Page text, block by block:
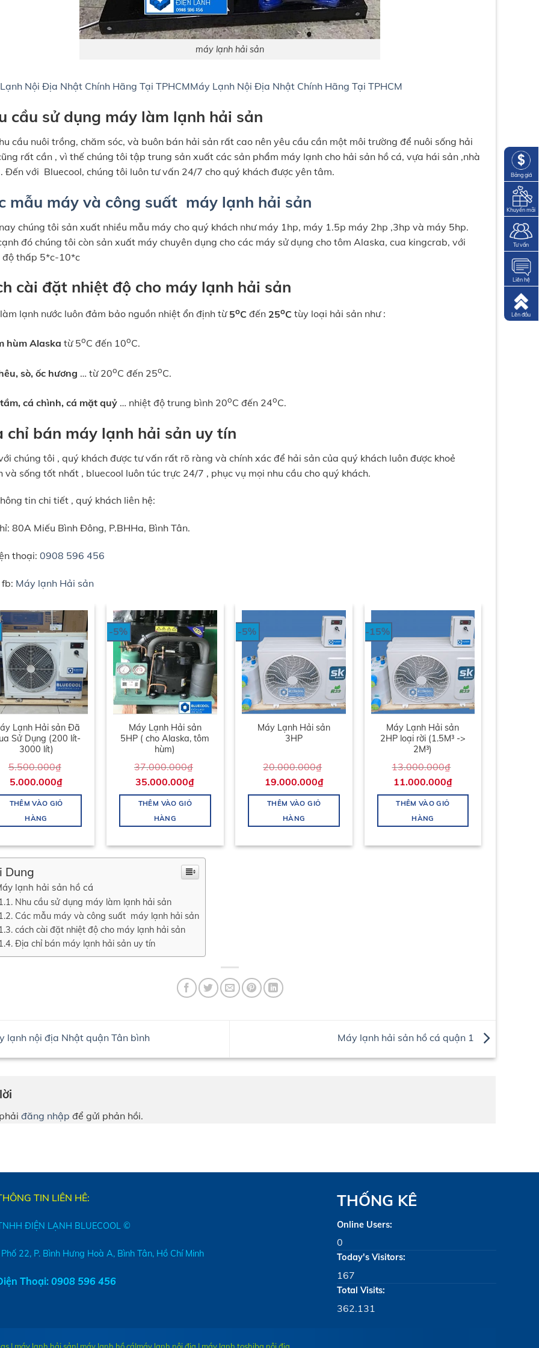
máy lạnh hải sản
Nội Địa Nhật Chính Hãng Tại TPHCMMáy Lạnh Nội Địa Nhật Chính Hãng Tại TPHCM
cầu sử dụng máy làm lạnh hải sản
cầu nuôi trồng, chăm sóc, và buôn bán hải sản rất cao nên yêu cầu cần một môi trường để nuôi sống hải
rất cần , vì thế chúng tôi tập trung sản xuất các sản phẩm máy lạnh cho hải sản hồ cá, vựa hái sản ,nhà
Đến với Bluecool, chúng tôi luôn tư vấn 24/7 cho quý khách được yên tâm.
mẫu máy và công suất máy lạnh hải sản
chúng tôi sản xuất nhiều mẫu máy cho quý khách như máy 1hp, máy 1.5p máy 2hp ,3hp và máy 5hp.
đó chúng tôi còn sản xuất máy chuyên dụng cho các máy sử dụng cho tôm Alaska, cua kingcrab, với
độ thấp 5*c-10*c
cài đặt nhiệt độ cho máy lạnh hải sản
lạnh nước luôn đảm bảo nguồn nhiệt ổn định từ 5oC đến 25oC tùy loại hải sản như :
hùm Alaska từ 5oC đến 10oC.
sò, ốc hương … từ 20oC đến 25oC.
cá chình, cá mặt quỷ … nhiệt độ trung bình 20oC đến 24oC.
chỉ bán máy lạnh hải sản uy tín
chúng tôi , quý khách được tư vấn rất rõ ràng và chính xác để hải sản của quý khách luôn được khoẻ
và sống tốt nhất , bluecool luôn túc trực 24/7 , phục vụ mọi nhu cầu cho quý khách.
tin chi tiết , quý khách liên hệ:
80A Miếu Bình Đông, P.BHHa, Bình Tân.
thoại: 0908 596 456
Máy lạnh Hải sản
Lạnh Hải sản Đã
Sử Dụng (200 lít-
3000 lít)
5.500.000₫
5.000.000₫
THÊM VÀO GIỎ
HÀNG
-5%
Máy Lạnh Hải sản
5HP ( cho Alaska, tôm
hùm)
37.000.000₫
35.000.000₫
THÊM VÀO GIỎ
HÀNG
-5%
Máy Lạnh Hải sản
3HP
20.000.000₫
19.000.000₫
THÊM VÀO GIỎ
HÀNG
-15%
Máy Lạnh Hải sản
2HP loại rời (1.5M³ ->
2M³)
13.000.000₫
11.000.000₫
THÊM VÀO GIỎ
HÀNG
Dung
lạnh hải sản hồ cá
Nhu cầu sử dụng máy làm lạnh hải sản
Các mẫu máy và công suất máy lạnh hải sản
cách cài đặt nhiệt độ cho máy lạnh hải sản
Địa chỉ bán máy lạnh hải sản uy tín
lạnh nội địa Nhật quận Tân bình Máy lạnh hải sản hồ cá quận 1
đăng nhập để gửi phản hồi.
TIN LIÊN HÊ:
ĐIỆN LẠNH BLUECOOL ©
22, P. Bình Hưng Hoà A, Bình Tân, Hồ Chí Minh
Thoại: 0908 596 456
THỐNG KÊ
Online Users:
0
Today's Visitors:
167
Total Visits:
362.131
| máy lạnh hải sản| máy lạnh hồ cá|máy lạnh nội địa | máy lạnh toshiba nội địa
Bảng giá
Khuyến mãi
Tư vấn
Liên hệ
Lên đầu